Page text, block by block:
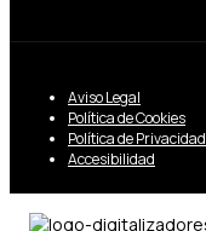
Aviso Legal
Política de Cookies
Política de Privacidad
Accesibilidad